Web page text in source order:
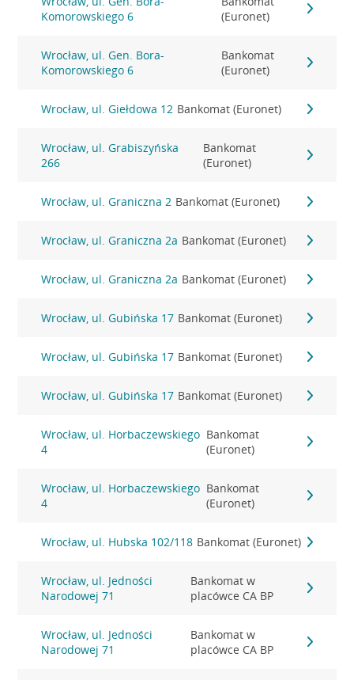
Komorowskiego 6
(Euronet)
Wrocław, ul. Gen. Bora-
Komorowskiego 6
Bankomat
(Euronet)
Wrocław, ul. Giełdowa 12 Bankomat (Euronet)
Wrocław, ul. Grabiszyńska
266
Bankomat
(Euronet)
Wrocław, ul. Graniczna 2 Bankomat (Euronet)
Wrocław, ul. Graniczna 2a Bankomat (Euronet)
Wrocław, ul. Graniczna 2a Bankomat (Euronet)
Wrocław, ul. Gubińska 17 Bankomat (Euronet)
Wrocław, ul. Gubińska 17 Bankomat (Euronet)
Wrocław, ul. Gubińska 17 Bankomat (Euronet)
Wrocław, ul. Horbaczewskiego
4
Bankomat
(Euronet)
Wrocław, ul. Horbaczewskiego
4
Bankomat
(Euronet)
Wrocław, ul. Hubska 102/118 Bankomat (Euronet)
Wrocław, ul. Jedności
Narodowej 71
Bankomat w
placówce CA BP
Wrocław, ul. Jedności
Narodowej 71
Bankomat w
placówce CA BP